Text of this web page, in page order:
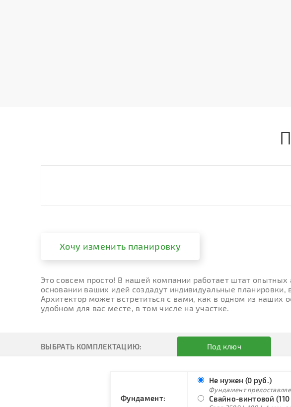
Хочу изменить планировку
Это совсем просто! В нашей компании работает штат опытных
основании ваших идей создадут индивидуальные планировки,
Архитектор может встретиться с вами, как в одном из наших
удобном для вас месте, в том числе на участке.
ВЫБРАТЬ КОМПЛЕКТАЦИЮ: Под ключ
Фундамент:
Не нужен (0 руб.)
Фундамент
Свайно-винтовой